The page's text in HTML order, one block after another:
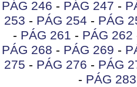
PÁG 246 - PÁG 247 -
253 - PÁG 254 - PÁG
- PÁG 261 - PÁG 262
PÁG 268 - PÁG 269 -
275 - PÁG 276 - PÁG
- PÁG 283